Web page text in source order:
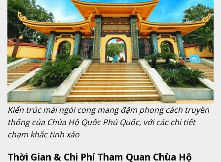
Kiến trúc mái ngói cong mang đậm phong cách truyền
thống của Chùa Hộ Quốc Phú Quốc, với các chi tiết
chạm khắc tinh xảo
Thời Gian & Chi Phí Tham Quan Chùa Hộ